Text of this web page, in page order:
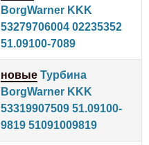
BorgWarner KKK
53279706004 02235352
51.09100-7089
новые Турбина
BorgWarner KKK
53319907509 51.09100-
9819 51091009819